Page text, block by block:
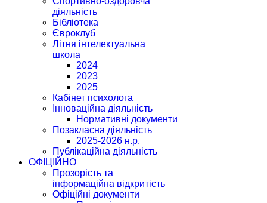
діяльність
Бібліотека
Євроклуб
Літня інтелектуальна
школа
2024
2023
2025
Кабінет психолога
Інноваційна діяльність
Нормативні документи
Позакласна діяльність
2025-2026 н.р.
Публікаційна діяльність
ОФІЦІЙНО
Прозорість та
інформаційна відкритість
Офіційні документи